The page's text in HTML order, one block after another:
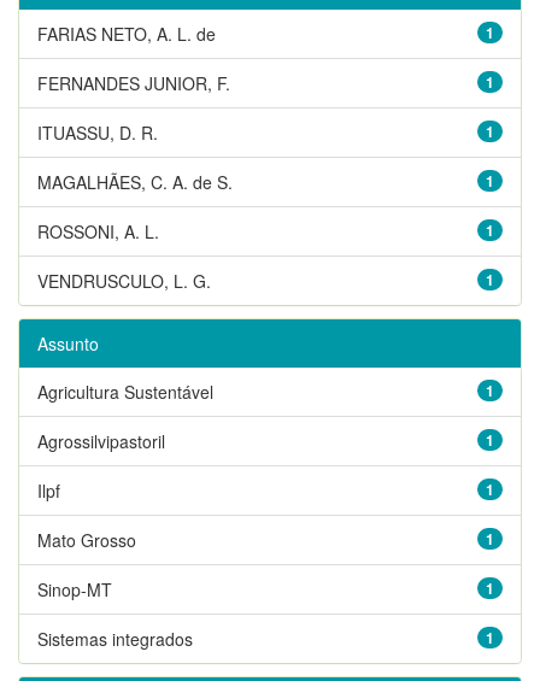
1
FARIAS NETO, A. L. de
1
FERNANDES JUNIOR, F.
1
ITUASSU, D. R.
1
MAGALHÃES, C. A. de S.
1
ROSSONI, A. L.
1
VENDRUSCULO, L. G.
Assunto
1
Agricultura Sustentável
1
Agrossilvipastoril
1
Ilpf
1
Mato Grosso
1
Sinop-MT
1
Sistemas integrados